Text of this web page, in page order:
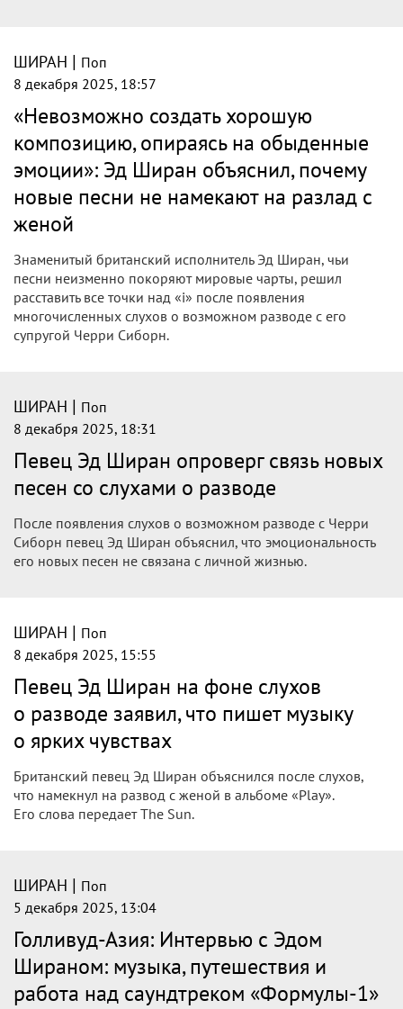
ШИРАН | Поп
8 декабря 2025, 18:57
«Невозможно создать хорошую
композицию, опираясь на обыденные
эмоции»: Эд Ширан объяснил, почему
новые песни не намекают на разлад с
женой
Знаменитый британский исполнитель Эд Ширан, чьи
песни неизменно покоряют мировые чарты, решил
расставить все точки над «i» после появления
многочисленных слухов о возможном разводе с его
супругой Черри Сиборн.
ШИРАН | Поп
8 декабря 2025, 18:31
Певец Эд Ширан опроверг связь новых
песен со слухами о разводе
После появления слухов о возможном разводе с Черри
Сиборн певец Эд Ширан объяснил, что эмоциональность
его новых песен не связана с личной жизнью.
ШИРАН | Поп
8 декабря 2025, 15:55
Певец Эд Ширан на фоне слухов
о разводе заявил, что пишет музыку
о ярких чувствах
Британский певец Эд Ширан объяснился после слухов,
что намекнул на развод с женой в альбоме «Play».
Его слова передает The Sun.
ШИРАН | Поп
5 декабря 2025, 13:04
Голливуд-Азия: Интервью с Эдом
Шираном: музыка, путешествия и
работа над саундтреком «Формулы-1»